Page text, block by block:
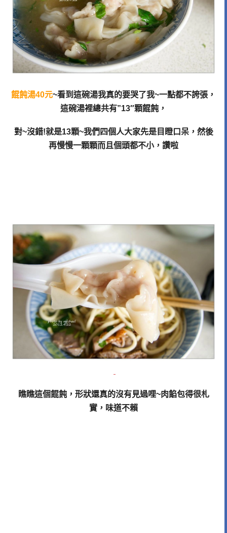
餛飩湯40元~看到這碗湯我真的要哭了我~一點都不誇張，
這碗湯裡總共有”13″顆餛飩，
對~沒錯!就是13顆~我們四個人大家先是目瞪口呆，然後
再慢慢一顆顆而且個頭都不小，讚啦
瞧瞧這個餛飩，形狀還真的沒有見過哩~肉餡包得很札
實，味道不賴